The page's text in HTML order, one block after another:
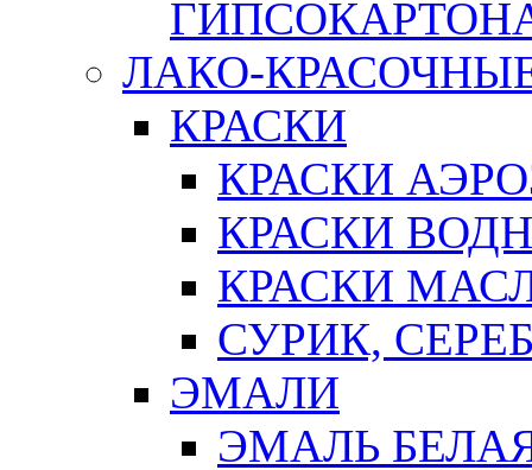
ЛАКО-
КРАСКИ
КРАСКИ
КРАСКИ
КРАСКИ
СУРИК,
ЭМАЛИ
ЭМАЛЬ